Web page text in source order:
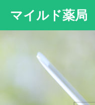
マイルド薬局